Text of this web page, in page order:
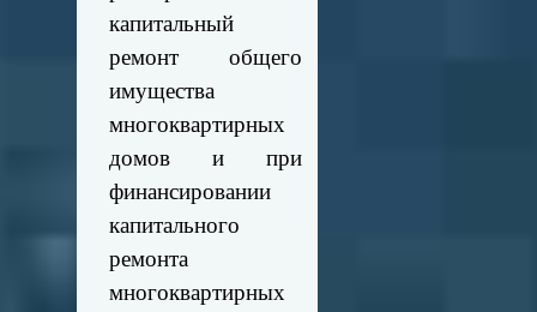
капитальный
ремонт общего
имущества
многоквартирных
домов и при
финансировании
капитального
ремонта
многоквартирных